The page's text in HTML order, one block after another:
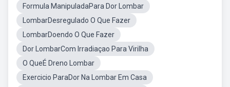
Formula ManipuladaPara Dor Lombar
LombarDesregulado O Que Fazer
LombarDoendo O Que Fazer
Dor LombarCom Irradiaçao Para Virilha
O QueÉ Dreno Lombar
Exercicio ParaDor Na Lombar Em Casa